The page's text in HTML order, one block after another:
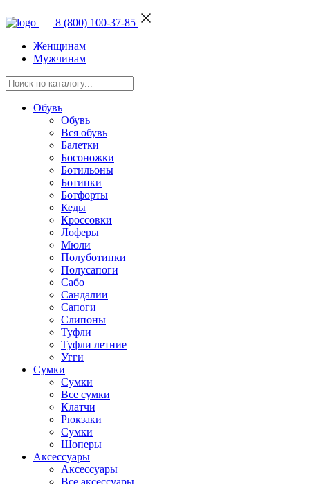
8 (800) 100-37-85
Женщинам
Мужчинам
Обувь
Обувь
Вся обувь
Балетки
Босоножки
Ботильоны
Ботинки
Ботфорты
Кеды
Кроссовки
Лоферы
Мюли
Полуботинки
Полусапоги
Сабо
Сандалии
Сапоги
Слипоны
Туфли
Туфли летние
Угги
Сумки
Сумки
Все сумки
Клатчи
Рюкзаки
Сумки
Шоперы
Аксессуары
Аксессуары